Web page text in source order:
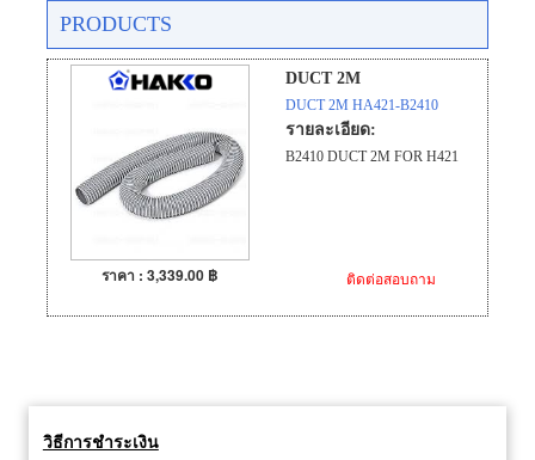
PRODUCTS
DUCT 2M
DUCT 2M HA421-B2410
รายละเอียด:
B2410 DUCT 2M FOR H421
ราคา : 3,339.00 ฿ ติดต่อสอบถาม
วิธีการชำระเงิน